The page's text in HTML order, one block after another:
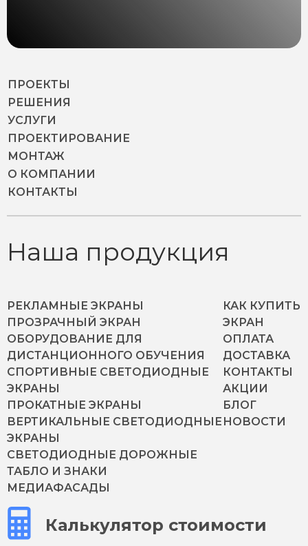
ПРОЕКТЫ
РЕШЕНИЯ
УСЛУГИ
ПРОЕКТИРОВАНИЕ
МОНТАЖ
О КОМПАНИИ
КОНТАКТЫ
Наша продукция
РЕКЛАМНЫЕ ЭКРАНЫ
ПРОЗРАЧНЫЙ ЭКРАН
ОБОРУДОВАНИЕ ДЛЯ
ДИСТАНЦИОННОГО ОБУЧЕНИЯ
СПОРТИВНЫЕ СВЕТОДИОДНЫЕ
ЭКРАНЫ
ПРОКАТНЫЕ ЭКРАНЫ
ВЕРТИКАЛЬНЫЕ СВЕТОДИОДНЫЕ
ЭКРАНЫ
СВЕТОДИОДНЫЕ ДОРОЖНЫЕ
ТАБЛО И ЗНАКИ
МЕДИАФАСАДЫ
КАК КУПИТЬ
ЭКРАН
ОПЛАТА
ДОСТАВКА
КОНТАКТЫ
АКЦИИ
БЛОГ
НОВОСТИ
Калькулятор стоимости